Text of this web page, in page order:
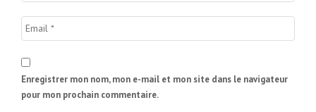
Enregistrer mon nom, mon e-mail et mon site dans le navigateur
pour mon prochain commentaire.